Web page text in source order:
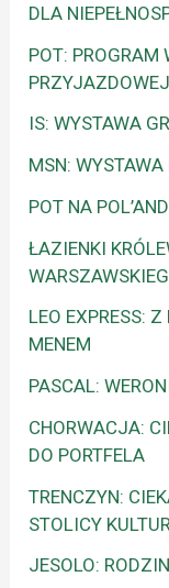
DLA
POT: PROGRAM
IS: WYSTAWA
MSN:
POT NA
ŁAZIENKI
LEO EXPRESS:
MENEM
PASCAL:
CHORWACJA:
DO PORTFELA
TRENCZYN:
STOLICY
JESOLO: